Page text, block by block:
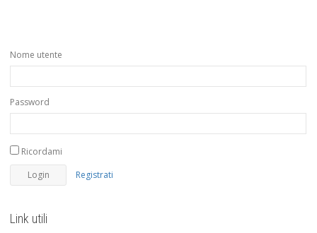
Nome utente
Password
Ricordami
Registrati
Link utili